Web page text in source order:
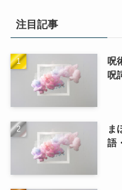
注目記事
呪
呪
ま
語